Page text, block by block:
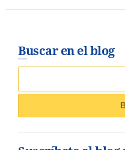
Buscar en el blog